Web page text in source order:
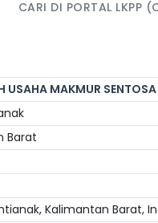
CARI DI PORTAL LKPP
USAHA MAKMUR SENTOSA
Barat
Kalimantan Barat,